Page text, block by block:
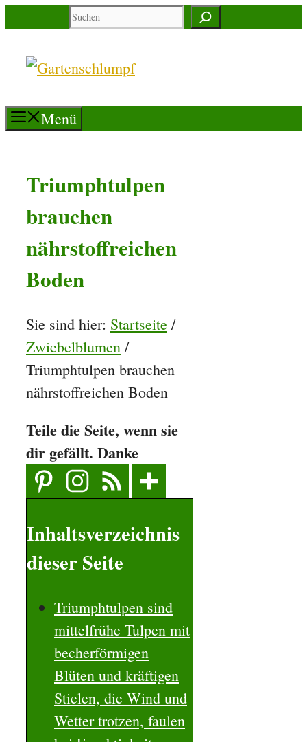
springen
Menü
Triumphtulpen
brauchen
nährstoffreichen
Boden
Sie sind hier: Startseite /
Zwiebelblumen /
Triumphtulpen brauchen
nährstoffreichen Boden
Teile die Seite, wenn sie
dir gefällt. Danke
Inhaltsverzeichnis
dieser Seite
Triumphtulpen sind
mittelfrühe Tulpen mit
becherförmigen
Blüten und kräftigen
Stielen, die Wind und
Wetter trotzen, faulen